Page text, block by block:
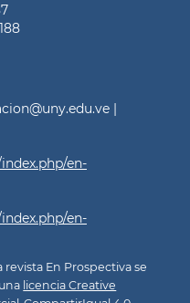
|
en-
en-
revista En Prospectiva se
licencia Creative